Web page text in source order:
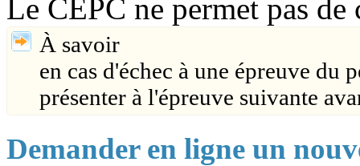
Le CEPC ne permet pas
À savoir
en cas d'échec à une épreuve du
présenter à l'épreuve suivante
Demander en ligne un